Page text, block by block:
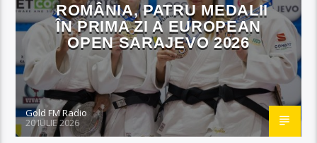
ROMÂNIA, PATRU MEDALII
ÎN PRIMA ZI A EUROPEAN
OPEN SARAJEVO 2026
Gold FM Radio
20 IULIE 2026